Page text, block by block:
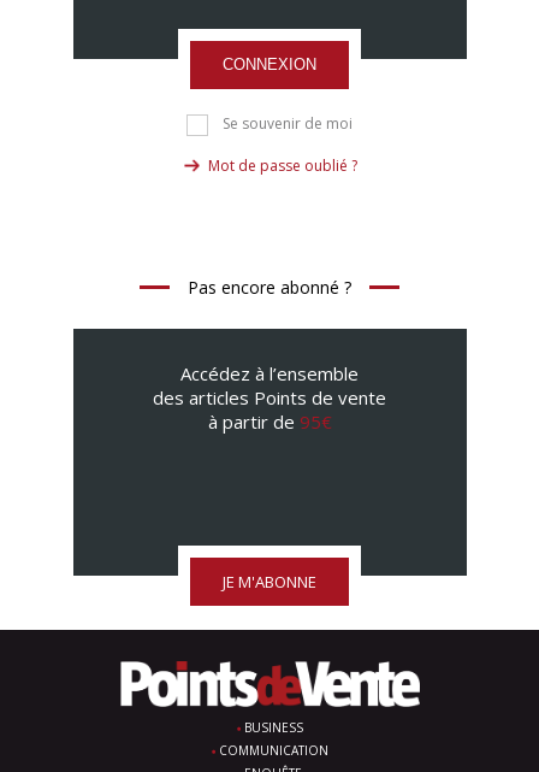
CONNEXION
Se souvenir de moi
Mot de passe oublié ?
Pas encore abonné ?
Accédez à l’ensemble
des articles Points de vente
à partir de 95€
JE M'ABONNE
BUSINESS
COMMUNICATION